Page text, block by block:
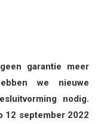
garantie meer
we nieuwe
nodig.
12 september 2022